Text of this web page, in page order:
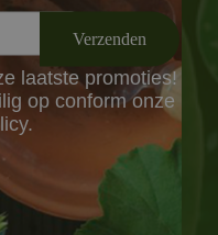
laatste promoties!
op conform onze